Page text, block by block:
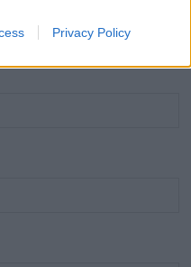
Privacy Policy